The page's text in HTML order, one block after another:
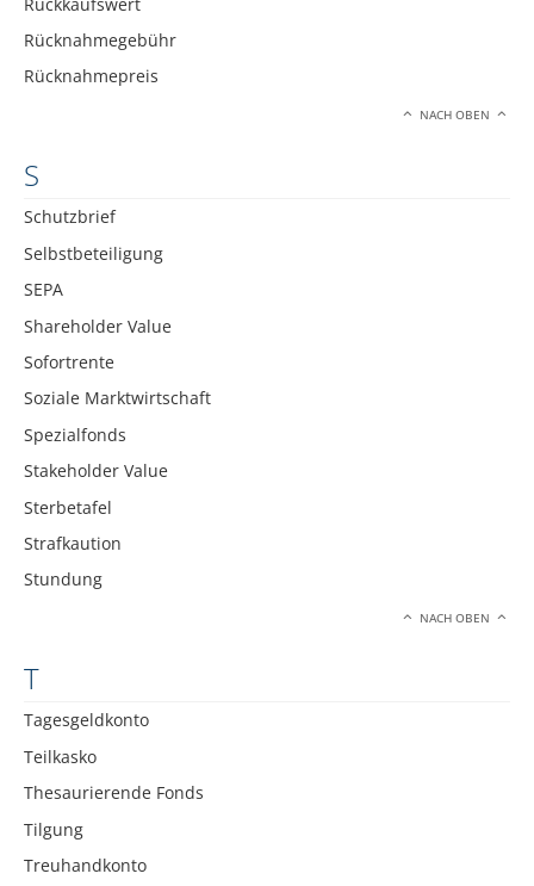
Rücknahmegebühr
Rücknahmepreis
NACH OBEN
S
Schutzbrief
Selbstbeteiligung
SEPA
Shareholder Value
Sofortrente
Soziale Marktwirtschaft
Spezialfonds
Stakeholder Value
Sterbetafel
Strafkaution
Stundung
NACH OBEN
T
Tagesgeldkonto
Teilkasko
Thesaurierende Fonds
Tilgung
Treuhandkonto